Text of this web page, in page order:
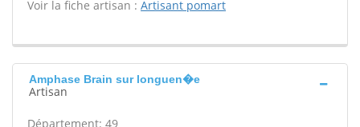
Voir la fiche artisan : Artisant pomart
Amphase Brain sur longuen�e
Artisan
Département: 49